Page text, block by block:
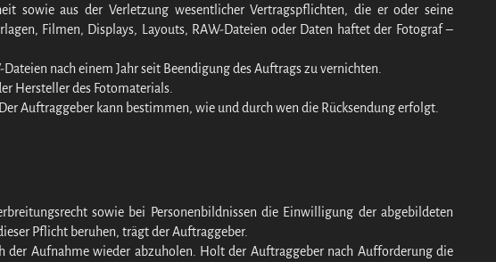
sowie aus der Verletzung wesentlicher Vertragspflichten, die er oder seine
Filmen, Displays, Layouts, RAW-Dateien oder Daten haftet der Fotograf –
nach einem Jahr seit Beendigung des Auftrags zu vernichten.
Hersteller des Fotomaterials.
Auftraggeber kann bestimmen, wie und durch wen die Rücksendung erfolgt.
sowie bei Personenbildnissen die Einwilligung der abgebildeten
Pflicht beruhen, trägt der Auftraggeber.
Aufnahme wieder abzuholen. Holt der Auftraggeber nach Aufforderung die